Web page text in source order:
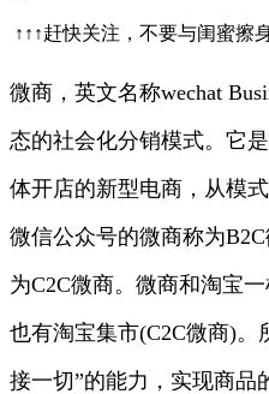
↑↑↑赶快关注，不要与闺蜜擦
微商，英文名称wechat
态的社会化分销模式。它
体开店的新型电商，从模
微信公众号的微商称为
为C2C微商。微商和淘宝
也有淘宝集市(C2C微商)。
接一切”的能力，实现商品